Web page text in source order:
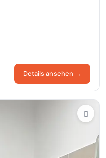
Details ansehen →